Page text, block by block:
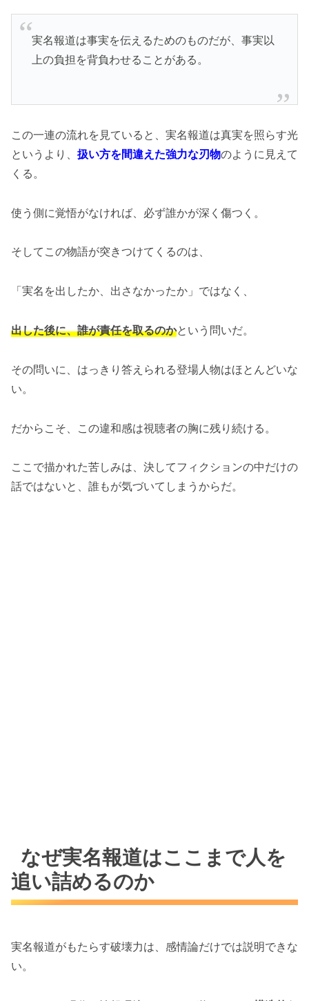
実名報道は事実を伝えるためのものだが、事実以
上の負担を背負わせることがある。
この一連の流れを見ていると、実名報道は真実を照らす光
というより、 扱い方を間違えた強力な刃物のように見えて
くる。
使う側に覚悟がなければ、必ず誰かが深く傷つく。
そしてこの物語が突きつけてくるのは、
「実名を出したか、出さなかったか」ではなく、
出した後に、誰が責任を取るのかという問いだ。
その問いに、はっきり答えられる登場人物はほとんどいな
い。
だからこそ、この違和感は視聴者の胸に残り続ける。
ここで描かれた苦しみは、決してフィクションの中だけの
話ではないと、誰もが気づいてしまうからだ。
なぜ実名報道はここまで人を
追い詰めるのか
実名報道がもたらす破壊力は、感情論だけでは説明できな
い。